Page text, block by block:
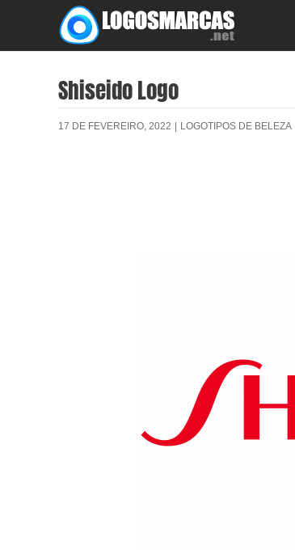
content
Shiseido Logo
17 DE FEVEREIRO, 2022 | LOGOTIPOS DE BELEZA